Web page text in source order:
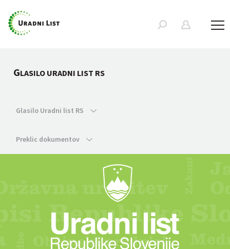
GLASILO URADNI LIST RS
Glasilo Uradni list RS
Preklic dokumentov